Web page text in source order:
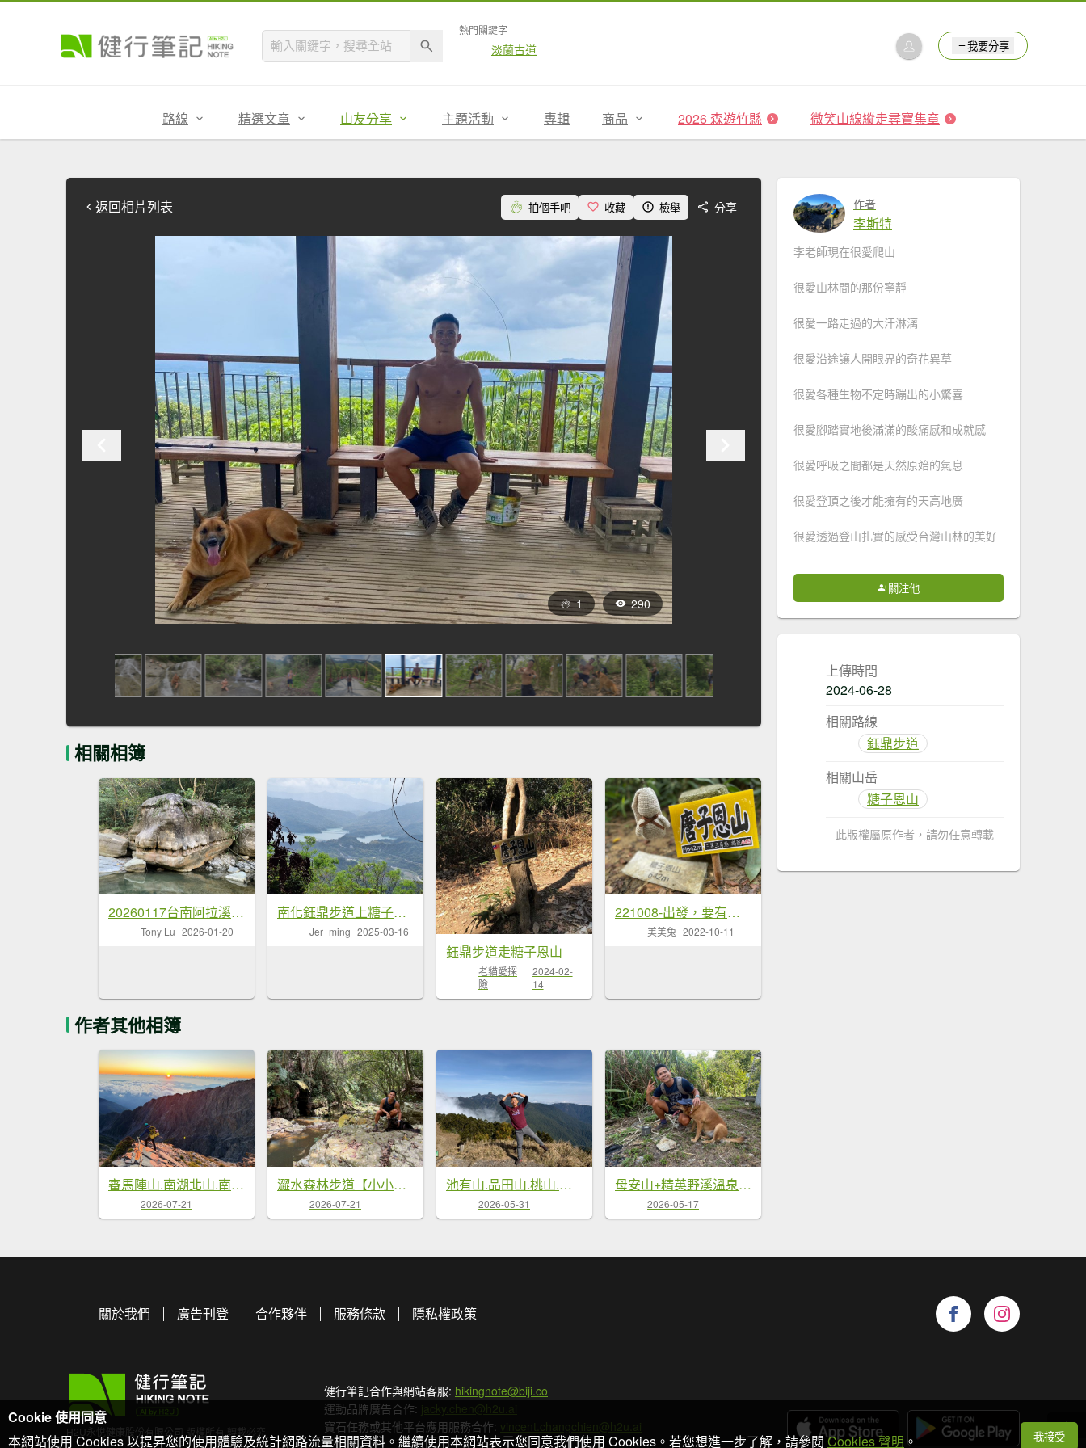
熱門關鍵字
淡蘭古道 我要分享
路線 精選文章 山友分享 主題活動 專輯 商品 2026 森遊竹縣 微笑山線縱走尋寶集章
返回相片列表 拍個手吧 收藏 檢舉 分享
1 290
相關相簿
20260117台南阿拉溪斜瀑群縱走糖子恩山-水山頂山
Tony Lu 2026-01-20
南化鈺鼎步道上糖子恩山+北峰20250315
Jer_ming 2025-03-16
鈺鼎步道走糖子恩山
老貓愛探
險
2024-02-
14
221008-出發，要有方向-鈺鼎步道連走糖子恩山（玉井、南化交界）
美美兔 2022-10-11
作者其他相簿
審馬陣山.南湖北山.南湖南峰.巴巴山.南湖大山【帝王之山 豈容凡夫造次】
2026-07-21
澀水森林步道【小小的社區也能發光發熱】
2026-07-21
池有山.品田山.桃山.喀拉業山【武陵四秀 最硬的是…】
2026-05-31
母安山+精英野溪溫泉【最佳的狀態值得再來一次】
2026-05-17
作者
李斯特
李老師現在很愛爬山
很愛山林間的那份寧靜
很愛一路走過的大汗淋漓
很愛沿途讓人開眼界的奇花異草
很愛各種生物不定時蹦出的小驚喜
很愛腳踏實地後滿滿的酸痛感和成就感
很愛呼吸之間都是天然原始的氣息
很愛登頂之後才能擁有的天高地廣
很愛透過登山扎實的感受台灣山林的美好
關注他
上傳時間
2024-06-28
相關路線
鈺鼎步道
相關山岳
糖子恩山
此版權屬原作者，請勿任意轉載
關於我們 廣告刊登 合作夥伴 服務條款 隱私權政策
H2U永悅健康股份有限公司 版權所有 轉載必究
健行筆記合作與網站客服: hikingnote@biji.co
運動品牌廣告合作: jacky.chen@h2u.ai
寶石任務或其他平台應用服務合作: vincent.changchien@h2u.ai
Cookie 使用同意
本網站使用 Cookies 以提昇您的使用體驗及統計網路流量相關資料。繼續使用本網站表示您同意我們使用 Cookies。若您想進一步了解，請參閱Cookies 聲明 。 我接受